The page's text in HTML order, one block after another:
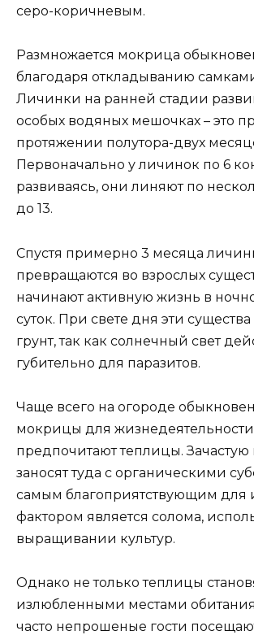
серо-коричневым.
Размножается мокрица
благодаря откладыванию
Личинки на ранней стадии
особых водяных мешочках – это
протяжении полутора-двух
Первоначально у личинок по 6
развиваясь, они линяют по
до 13.
Спустя примерно 3 месяца
превращаются во взрослых
начинают активную жизнь в
суток. При свете дня эти существа
грунт, так как солнечный свет
губительно для паразитов.
Чаще всего на огороде
мокрицы для жизнедеятельности
предпочитают теплицы. Зачастую
заносят туда с органическими
самым благоприятствующим для
фактором является солома,
выращивании культур.
Однако не только теплицы
излюбленными местами
часто непрошеные гости